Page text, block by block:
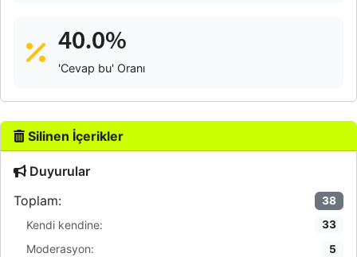
40.0%
'Cevap bu' Oranı
Silinen İçerikler
Duyurular
Toplam:
38
Kendi kendine: 33
Moderasyon: 5